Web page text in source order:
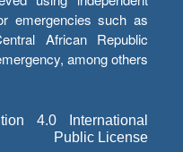
emergencies such as
African Republic
among others.
4.0 International
Public License